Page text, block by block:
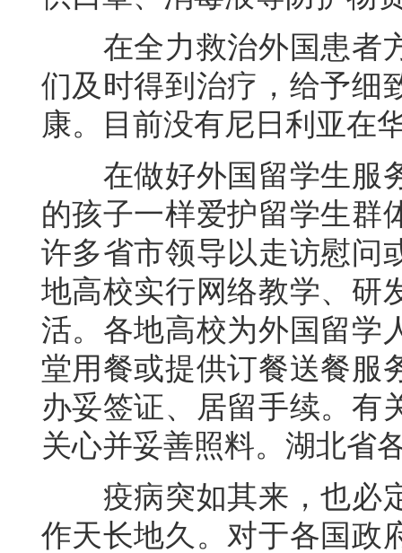
在全力救治外国患者方
们及时得到治疗，给予细
康。目前没有尼日利亚在
在做好外国留学生服务
的孩子一样爱护留学生群
许多省市领导以走访慰问
地高校实行网络教学、研
活。各地高校为外国留学
堂用餐或提供订餐送餐服
办妥签证、居留手续。有
关心并妥善照料。湖北省
疫病突如其来，也必定
作天长地久。对于各国政